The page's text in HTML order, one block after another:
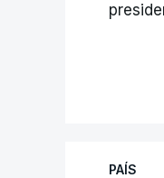
PAÍS